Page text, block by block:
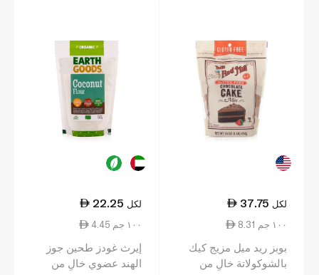
37.75 لكل
8.31 ١٠٠ جم
بوبز ريد ميل مزيج كيك
بالشوكولاتة خالٍ من
22.25 لكل
4.45 ١٠٠ جم
إيرث غودز طحين جوز
الهند عضوي خالٍ من